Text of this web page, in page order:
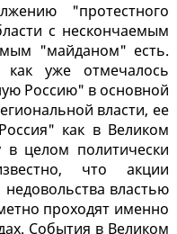
"протестного
с нескончаемым
"майданом" есть.
как уже отмечалось
Россию" в основной
власти, ее
как в Великом
целом политически
что акции
властью
проходят именно
События в Великом